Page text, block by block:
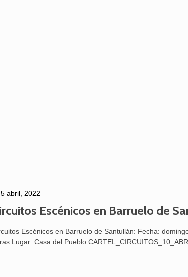
5 abril, 2022
Escénicos en Barruelo de
Escénicos en Barruelo de Santullán: Fecha:
Lugar: Casa del Pueblo